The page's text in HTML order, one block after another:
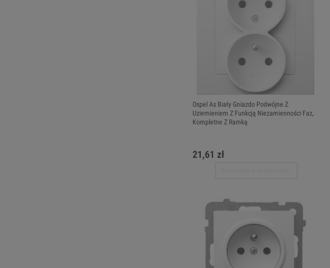
Ospel As Biały Gniazdo Podwójne Z
Uziemieniem Z Funkcją Niezamienności Faz,
Kompletne Z Ramką
21,61 zł